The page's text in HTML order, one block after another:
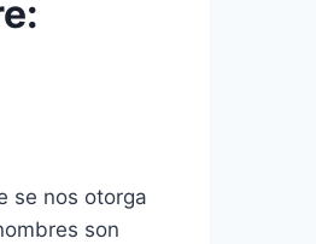
se nos otorga
son